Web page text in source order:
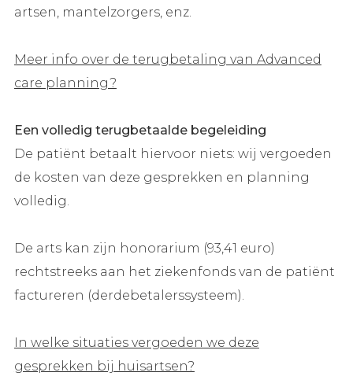
artsen, mantelzorgers, enz.
Meer info over de terugbetaling van Advanced
care planning?
Een volledig terugbetaalde begeleiding
De patiënt betaalt hiervoor niets: wij vergoeden
de kosten van deze gesprekken en planning
volledig.
De arts kan zijn honorarium (93,41 euro)
rechtstreeks aan het ziekenfonds van de patiënt
factureren (derdebetalerssysteem).
In welke situaties vergoeden we deze
gesprekken bij huisartsen?